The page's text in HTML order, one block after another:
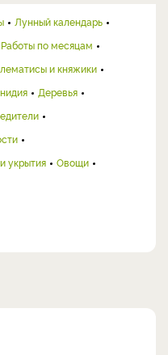
Лунный календарь
Работы по месяцам
и княжики
Деревья
укрытия
Овощи